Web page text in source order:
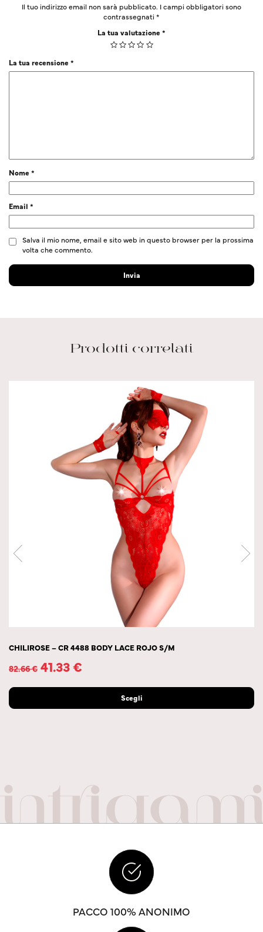
Il tuo indirizzo email non sarà pubblicato. I campi obbligatori sono
contrassegnati*
La tua valutazione*
La tua recensione*
Nome*
Email *
Salva il mio nome, email e sito web in questo browser per la prossima
volta che commento.
Prodotti correlati
CHILIROSE – CR 4488 BODY LACE ROJO S/M
82.66€ 41.33€
Scegli
PACCO 100% ANONIMO